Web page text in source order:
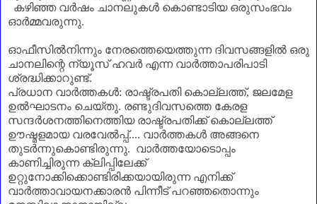
കഴിഞ്ഞ വർഷം ചാനലുകൾ കൊണ്ടാടിയ ഒരുസംഭവം
ഓർമ്മവരുന്നു.
ഓഫീസിൽനിന്നും നേരത്തെയെത്തുന്ന ദിവസങ്ങളിൽ ഒരു
ചാനലിന്റെ ന്യൂസ് ഹവർ എന്ന വാർത്താപരിപാടി
ശ്രദ്ധിക്കാറുണ്ട്.
പ്രധാന വാർത്തകൾ: രാഷ്ട്രപതി കൊല്ലത്ത്, ജലമേള
ഉൽഘാടനം ചെയ്തു. രണ്ടുദിവസത്തെ കേരള
സന്ദർശനത്തിനെത്തിയ രാഷ്ട്രപതിക്ക് കൊല്ലത്ത്
ഊഷ്മളമായ വരവേൽപ്പ്.... വാർത്തകൾ അങ്ങനെ
തുടർന്നുകൊണ്ടിരുന്നു. വാർത്തയോടൊപ്പം
കാണിച്ചിരുന്ന ക്ലിപ്പിലേക്ക്
ഉറ്റുനോക്കിക്കൊണ്ടിരിക്കയായിരുന്ന എനിക്ക്
വാർത്താവായനക്കാരൻ പിന്നീട് പറഞ്ഞതൊന്നും